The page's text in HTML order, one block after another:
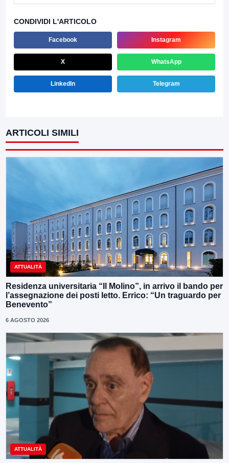
CONDIVIDI L'ARTICOLO
Facebook Instagram
X WhatsApp
LinkedIn Telegram
ARTICOLI SIMILI
ATTUALITÀ
Residenza universitaria “Il Molino”, in arrivo il bando per
l’assegnazione dei posti letto. Errico: “Un traguardo per
Benevento”
6 AGOSTO 2026
ATTUALITÀ